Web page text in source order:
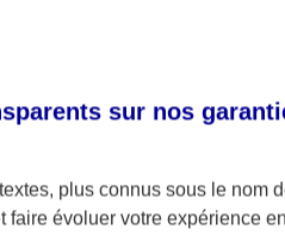
ne se trouve pas dans
trouverez ses coordonnées
sur nos
plus connus sous le nom
évoluer votre expérience